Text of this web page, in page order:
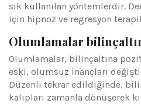
sık kullanılan yöntemlerdir.
için hipnoz ve regresyon
Olumlamalar
Olumlamalar, bilinçaltına
eski, olumsuz inançları
Düzenli tekrar edildiğinde,
kalıpları zamanla dönüşerek